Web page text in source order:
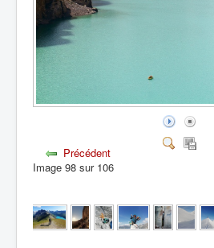
Précédent
Image 98 sur 106